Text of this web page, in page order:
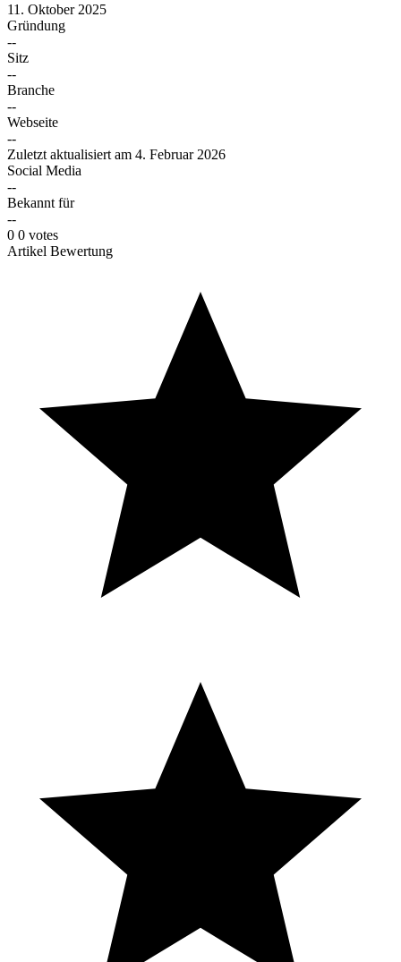
11. Oktober 2025
Gründung
--
Sitz
--
Branche
--
Webseite
--
Zuletzt aktualisiert am 4. Februar 2026
Social Media
--
Bekannt für
--
0 0 votes
Artikel Bewertung